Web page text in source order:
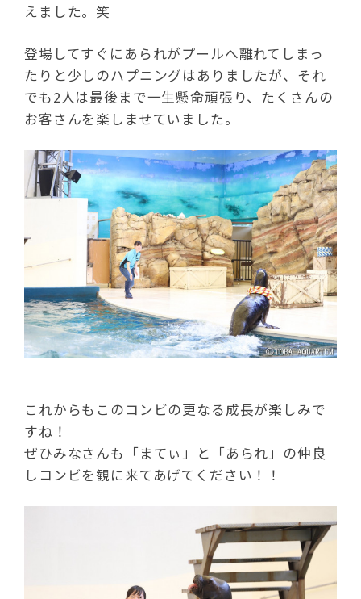
えました。笑
登場してすぐにあられがプールへ離れてしまっ
たりと少しのハプニングはありましたが、それ
でも2人は最後まで一生懸命頑張り、たくさんの
お客さんを楽しませていました。
これからもこのコンビの更なる成長が楽しみで
すね！
ぜひみなさんも「まてぃ」と「あられ」の仲良
しコンビを観に来てあげてください！！